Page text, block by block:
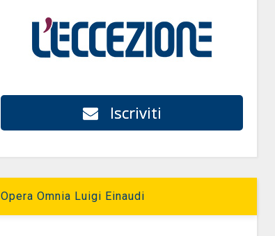
Iscriviti
Opera Omnia Luigi Einaudi